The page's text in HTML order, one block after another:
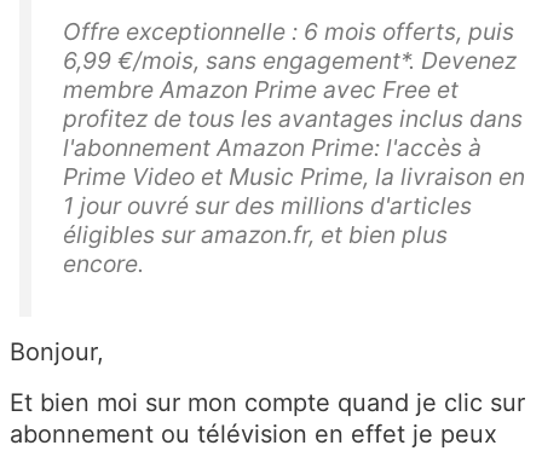
Offre exceptionnelle : 6 mois offerts, puis
6,99 €/mois, sans engagement*. Devenez
membre Amazon Prime avec Free et
profitez de tous les avantages inclus dans
l'abonnement Amazon Prime: l'accès à
Prime Video et Music Prime, la livraison en
1 jour ouvré sur des millions d'articles
éligibles sur amazon.fr, et bien plus
encore.
Bonjour,
Et bien moi sur mon compte quand je clic sur
abonnement ou télévision en effet je peux